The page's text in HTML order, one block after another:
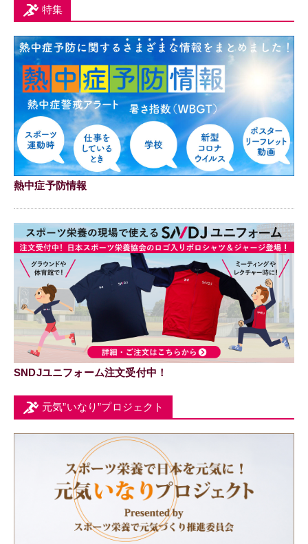
特集
熱中症予防情報
SNDJユニフォーム注文受付中！
元気”いなり”プロジェクト